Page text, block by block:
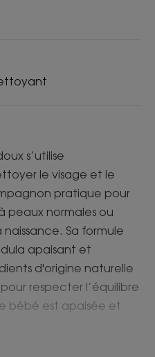
s’utilise
le visage et le
pratique pour
peaux normales ou
naissance. Sa formule
apaisant et
d'origine naturelle
respecter l’équilibre
bébé est apaisée et